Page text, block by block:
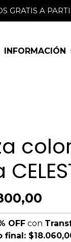
GRATIS A
INFORMACIÓN
OFFcon
final: